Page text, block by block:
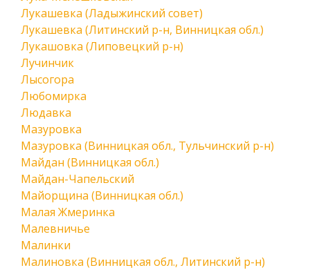
Лукашевка (Ладыжинский совет)
Лукашевка (Литинский р-н, Винницкая обл.)
Лукашовка (Липовецкий р-н)
Лучинчик
Лысогора
Любомирка
Людавка
Мазуровка
Мазуровка (Винницкая обл., Тульчинский р-н)
Майдан (Винницкая обл.)
Майдан-Чапельский
Майорщина (Винницкая обл.)
Малая Жмеринка
Малевничье
Малинки
Малиновка (Винницкая обл., Литинский р-н)